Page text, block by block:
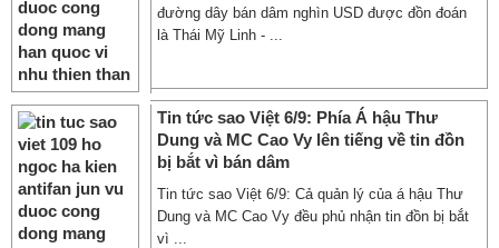
đường dây bán dâm nghìn USD được đồn đoán
là Thái Mỹ Linh - ...
Tin tức sao Việt 6/9: Phía Á hậu Thư
Dung và MC Cao Vy lên tiếng về tin đồn
bị bắt vì bán dâm
Tin tức sao Việt 6/9: Cả quản lý của á hậu Thư
Dung và MC Cao Vy đều phủ nhận tin đồn bị bắt
vì ...